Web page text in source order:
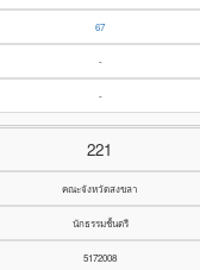
67
-
-
221
คณะจังหวัดสงขลา
นักธรรมชั้นตรี
5172008